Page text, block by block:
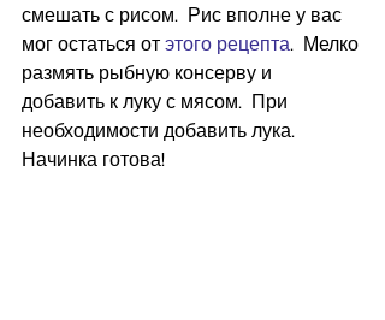
смешать с рисом.  Рис вполне у вас
мог остаться от этого рецепта.  Мелко
размять рыбную консерву и
добавить к луку с мясом.  При
необходимости добавить лука.
Начинка готова!